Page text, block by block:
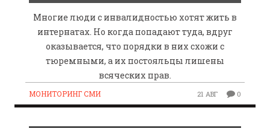
Многие люди с инвалидностью хотят жить в
интернатах. Но когда попадают туда, вдруг
оказывается, что порядки в них схожи с
тюремными, а их постояльцы лишены
всяческих прав.
МОНИТОРИНГ СМИ 21 АВГ 0